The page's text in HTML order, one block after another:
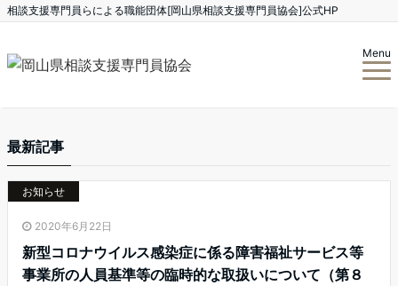
相談支援専門員らによる職能団体[岡山県相談支援専門員協会]公式HP
Menu
最新記事
お知らせ
2020年6月22日
新型コロナウイルス感染症に係る障害福祉サービス等
事業所の人員基準等の臨時的な取扱いについて（第８